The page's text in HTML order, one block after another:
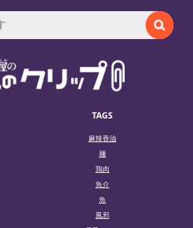
TAGS
麻辣香油
麺
鶏肉
魚介
魚
風邪